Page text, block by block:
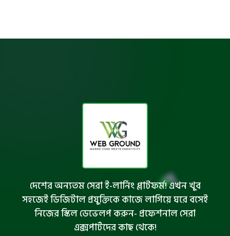
দেশের অন্যতম সেরা ই-লার্নিং প্লাটফর্ম! এখন খুব
সহজেই ডিজিটাল প্রযুক্তিকে কাজে লাগিয়ে ঘরে বসেই
নিজের স্কিল ডেভেলপ করুন- প্রফেশনাল সেরা
এক্সপার্টদের কাছ থেকে!